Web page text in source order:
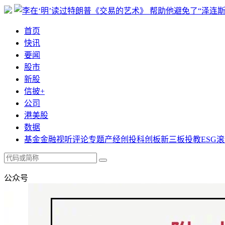
首页
快讯
要闻
股市
新股
信披+
公司
港美股
数据
基金金融视听评论专题产经创投科创板新三板投教ESG
公众号